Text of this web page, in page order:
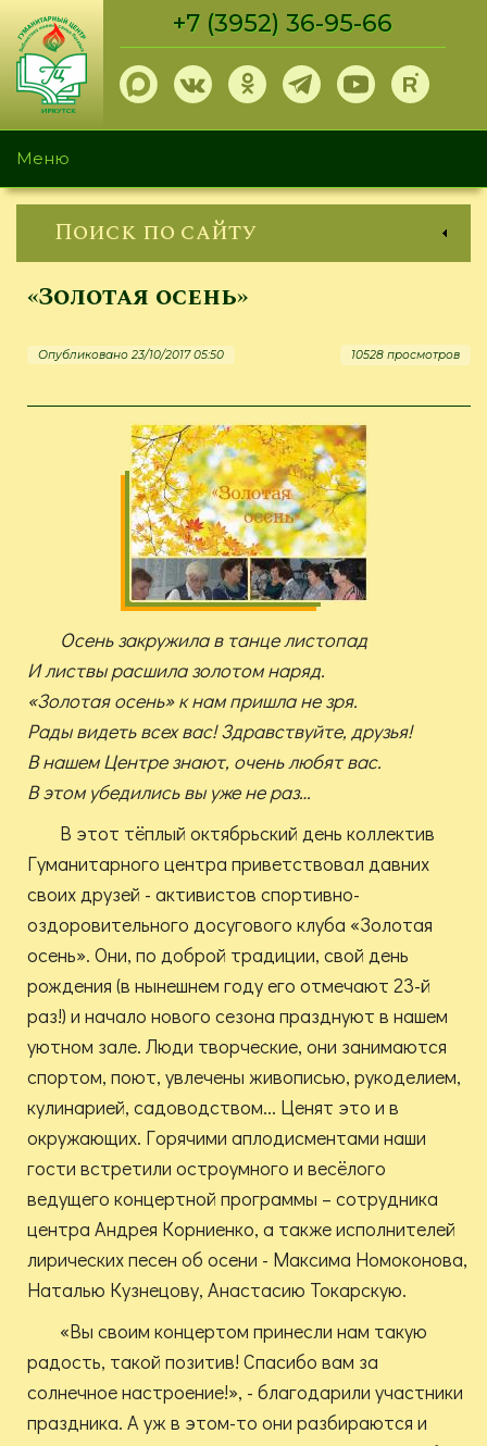
Перейти
основному
содержанию
+7 (3952) 36-95-66
Меню
Поиск по сайту
«Золотая осень»
Опубликовано 23/10/2017 05:50 10528 просмотров
Осень закружила в танце листопад
И листвы расшила золотом наряд.
«Золотая осень» к нам пришла не зря.
Рады видеть всех вас! Здравствуйте, друзья!
В нашем Центре знают, очень любят вас.
В этом убедились вы уже не раз…
В этот тёплый октябрьский день коллектив
Гуманитарного центра приветствовал давних
своих друзей - активистов спортивно-
оздоровительного досугового клуба «Золотая
осень». Они, по доброй традиции, свой день
рождения (в нынешнем году его отмечают 23-й
раз!) и начало нового сезона празднуют в нашем
уютном зале. Люди творческие, они занимаются
спортом, поют, увлечены живописью, рукоделием,
кулинарией, садоводством... Ценят это и в
окружающих. Горячими аплодисментами наши
гости встретили остроумного и весёлого
ведущего концертной программы – сотрудника
центра Андрея Корниенко, а также исполнителей
лирических песен об осени - Максима Номоконова,
Наталью Кузнецову, Анастасию Токарскую.
«Вы своим концертом принесли нам такую
радость, такой позитив! Спасибо вам за
солнечное настроение!», - благодарили участники
праздника. А уж в этом-то они разбираются и